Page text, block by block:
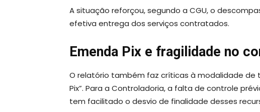
A situação reforçou, segundo a CGU, o
efetiva entrega dos serviços contratados.
Emenda Pix e fragilidade no
O relatório também faz críticas à modalidade de
Pix”. Para a Controladoria, a falta de controle
tem facilitado o desvio de finalidade desses